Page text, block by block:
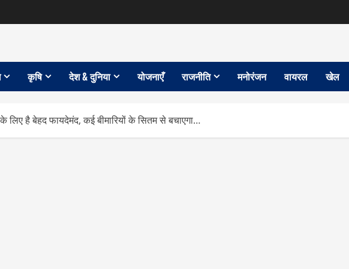
कृषि देश & दुनिया योजनाएँ राजनीति मनोरंजन वायरल खेल
है बेहद फायदेमंद, कई बीमारियों के सितम से बचाएगा…